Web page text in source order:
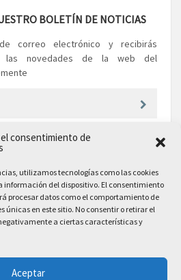
consentimiento de
utilizamos tecnologías como las cookies
información del dispositivo. El consentimiento
procesar datos como el comportamiento de
únicas en este sitio. No consentir o retirar el
a ciertas características y
Aceptar
BOLETÍN DE NOTICIAS
correo electrónico y recibirás
las novedades de la web del